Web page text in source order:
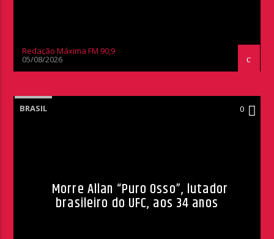
Redação Máxima FM 90,9
05/08/2026
BRASIL 0
Morre Allan “Puro Osso”, lutador
brasileiro do UFC, aos 34 anos